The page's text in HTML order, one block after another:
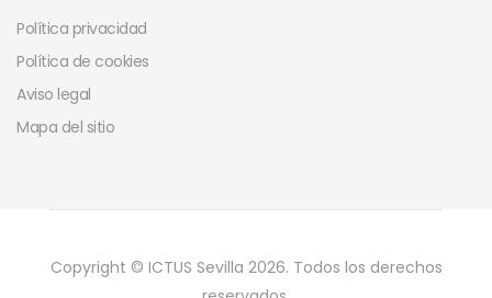
Política privacidad
Política de cookies
Aviso legal
Mapa del sitio
Copyright © ICTUS Sevilla 2026. Todos los derechos